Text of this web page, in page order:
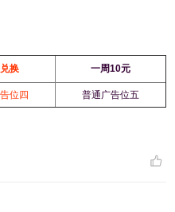
换 一周10元
位四 普通广告位五